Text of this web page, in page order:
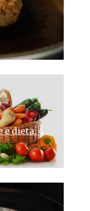
e dieta: 4